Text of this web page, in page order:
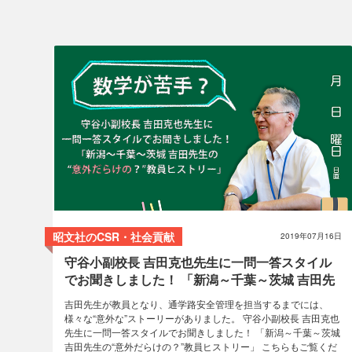
MAPPLEサポーター
コラム
昭文社のCSR・社会貢献 2019年07月16日
守谷小副校長 吉田克也先生に一問一答スタイル
でお聞きしました！ 「新潟～千葉～茨城 吉田先
生の“意外だらけの？”教員ヒストリー」
吉田先生が教員となり、通学路安全管理を担当するまでには、
様々な“意外な”ストーリーがありました。 守谷小副校長 吉田克也
先生に一問一答スタイルでお聞きしました！ 「新潟～千葉～茨城
吉田先生の“意外だらけの？”教員ヒストリー」 こちらもご覧くだ